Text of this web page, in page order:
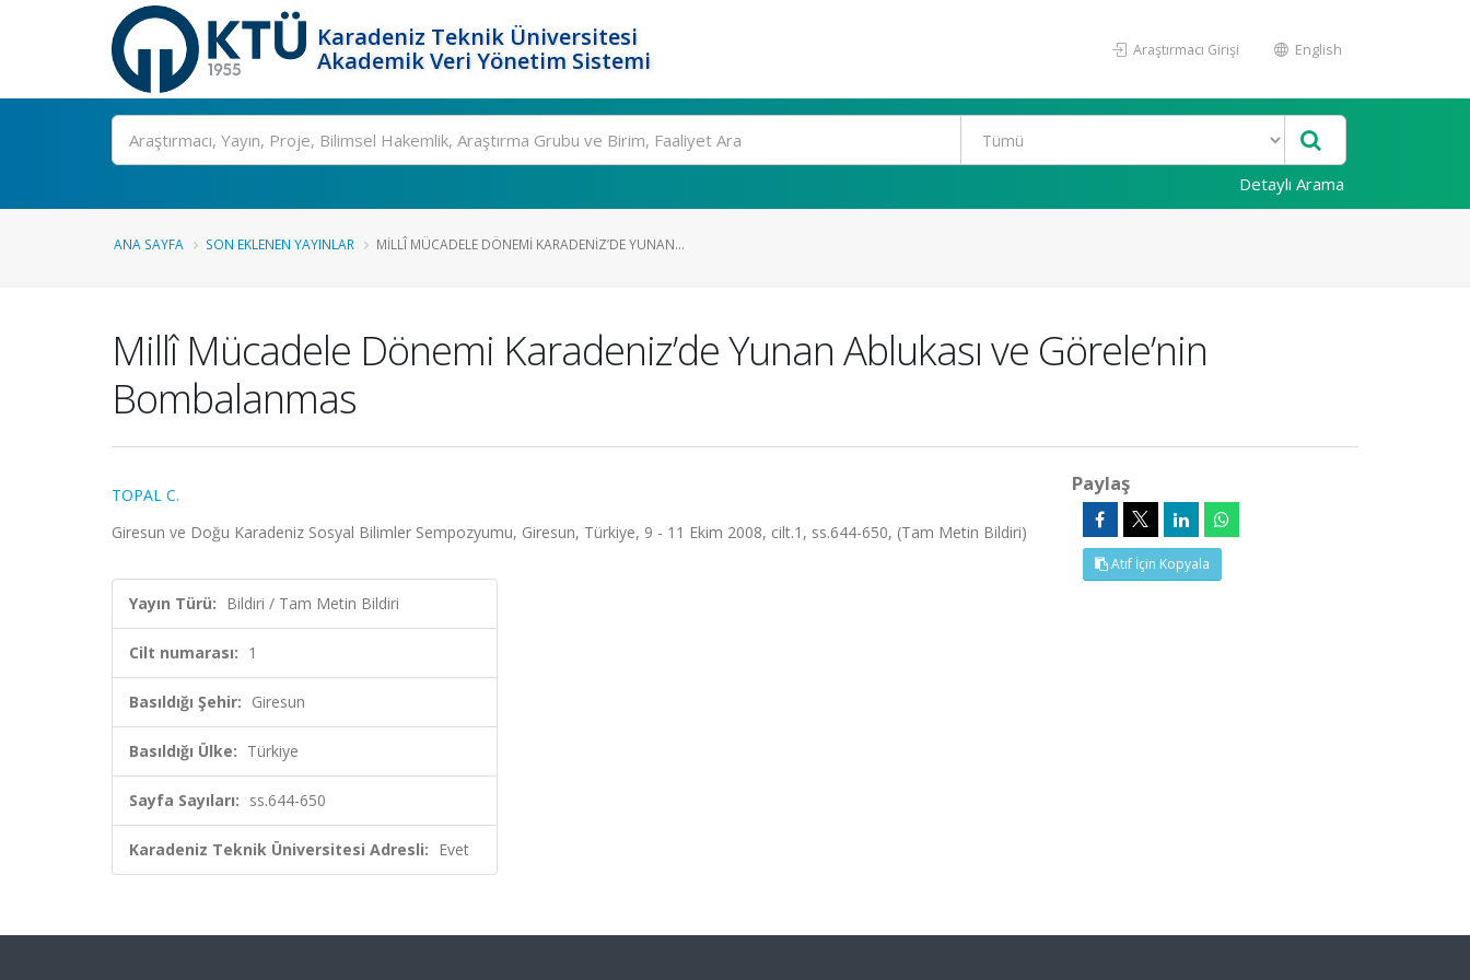
Karadeniz Teknik Üniversitesi
Akademik Veri Yönetim Sistemi
Araştırmacı Girişi English
Ara
Detaylı Arama
ANA SAYFA SON EKLENEN YAYINLAR MILLÎ MÜCADELE DÖNEMI KARADENIZ’DE YUNAN...
Millî Mücadele Dönemi Karadeniz’de Yunan Ablukası ve Görele’nin
Bombalanmas
TOPAL C.
Giresun ve Doğu Karadeniz Sosyal Bilimler Sempozyumu, Giresun, Türkiye, 9 - 11 Ekim 2008, cilt.1, ss.644-650, (Tam Metin Bildiri)
Yayın Türü: Bildiri / Tam Metin Bildiri
Cilt numarası: 1
Basıldığı Şehir: Giresun
Basıldığı Ülke: Türkiye
Sayfa Sayıları: ss.644-650
Karadeniz Teknik Üniversitesi Adresli: Evet
Paylaş
Atıf İçin Kopyala